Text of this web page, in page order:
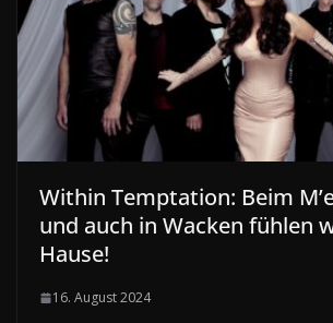
Within Temptation: Beim
und auch in Wacken fühlen
Hause!
16. August 2024